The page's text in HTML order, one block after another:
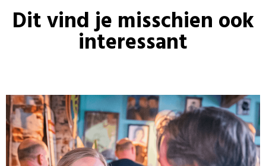
Dit vind je misschien ook
interessant